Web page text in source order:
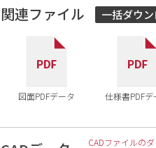
関連ファイル
図面PDFデータ 仕様書PDFデ
一括ダウ
CADファイルの